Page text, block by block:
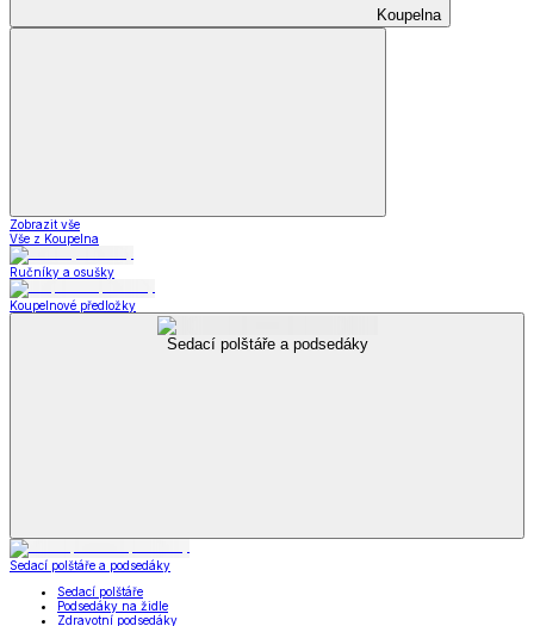
Koupelna
Zobrazit vše
Vše z Koupelna
Ručníky a osušky
Koupelnové předložky
Sedací polštáře a podsedáky
Sedací polštáře a podsedáky
Sedací polštáře
Podsedáky na židle
Zdravotní podsedáky